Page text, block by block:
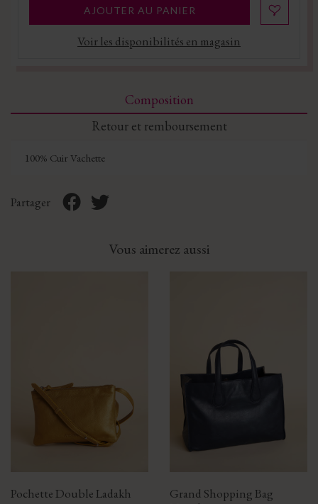
AJOUTER AU PANIER
Voir les disponibilités en magasin
Composition
Retour et remboursement
100% Cuir Vachette
Partager
Vous aimerez aussi
Pochette Double Ladakh
Grand Shopping Bag